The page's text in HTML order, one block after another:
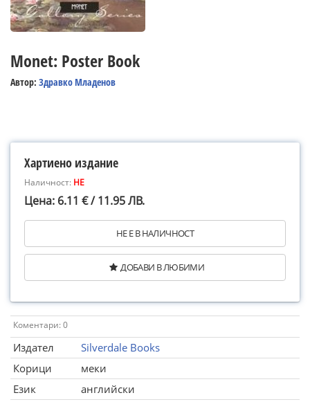
Monet: Poster Book
Автор: Здравко Младенов
Хартиено издание
Наличност: НЕ
Цена: 6.11 € / 11.95 ЛВ.
НЕ Е В НАЛИЧНОСТ
ДОБАВИ В ЛЮБИМИ
Коментари: 0
Издател
Silverdale Books
Корици
меки
Език
английски